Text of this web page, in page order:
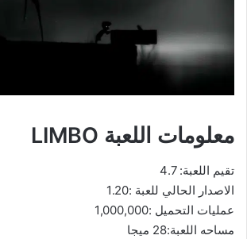
معلومات اللعبة LIMBO‏
تقيم اللعبة: 4.7
الاصدار الحالي للعبة :1.20
عمليات التحميل :1,000,000
مساحه اللعبة:28 ميجا